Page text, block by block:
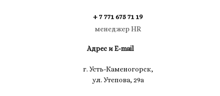
+ 7 771 675 71 19
менеджер HR
Адрес и E-mail
г. Усть-Каменогорск,
ул. Утепова, 29а